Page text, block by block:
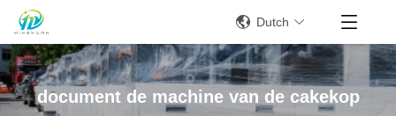
Dutch
document de machine van de cakekop